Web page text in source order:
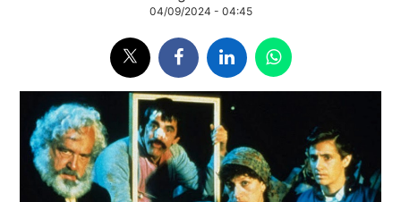
04/09/2024 - 04:45